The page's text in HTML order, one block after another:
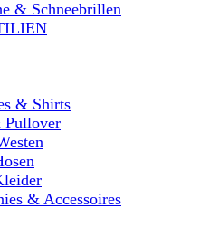
& Schneebrillen
& Shirts
Pullover
& Accessoires